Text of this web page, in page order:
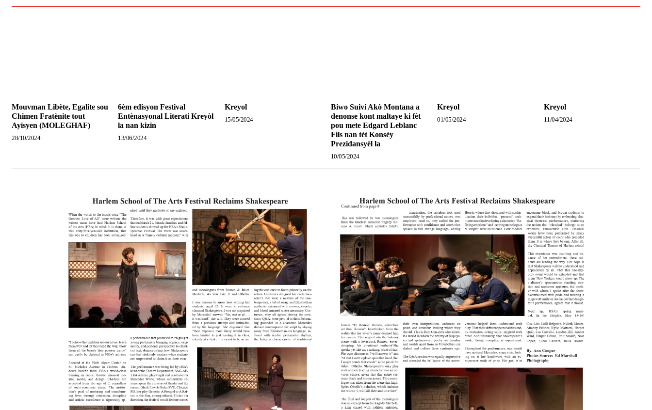
Mouvman Libète, Egalite sou
Chimen Fratènite tout
Ayisyen (MOLEGHAF)
28/10/2024
6èm edisyon Festival
Entènasyonal Literati Kreyòl
la nan kizin
13/06/2024
Kreyol
15/05/2024
Biwo Suivi Akò Montana a
denonse kont maltaye ki fèt
pou mete Edgard Leblanc
Fils nan tèt Konsèy
Prezidansyèl la
10/05/2024
Kreyol
01/05/2024
Kreyol
11/04/2024